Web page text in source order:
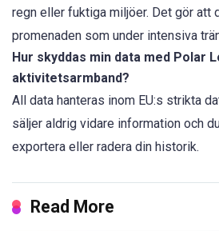
regn eller fuktiga miljöer. Det gör att
promenaden som under intensiva
Hur skyddas min data med Polar
aktivitetsarmband?
All data hanteras inom EU:s strikta
säljer aldrig vidare information och
exportera eller radera din historik.
Read More